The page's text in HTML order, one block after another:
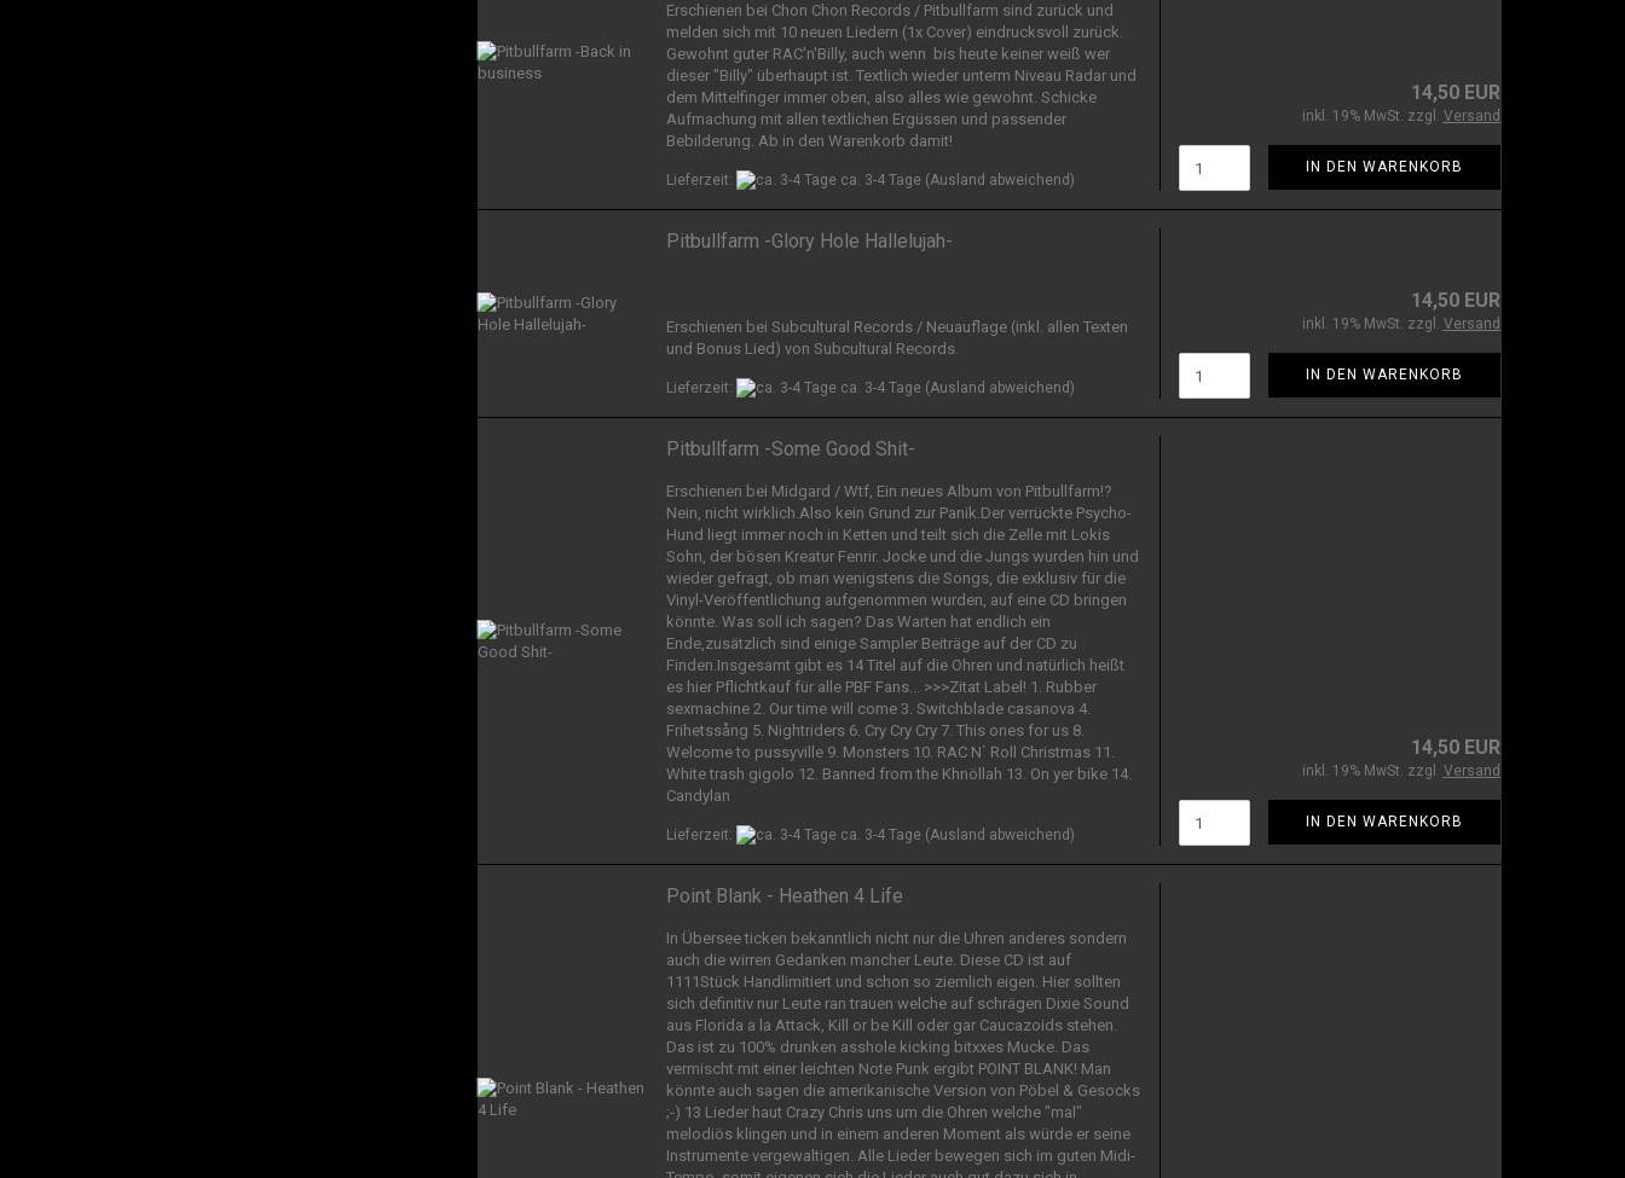
Erschienen bei Chon Chon Records / Pitbullfarm sind zurück und
melden sich mit 10 neuen Liedern (1x Cover) eindrucksvoll zurück.
Gewohnt guter RAC'n'Billy, auch wenn bis heute keiner weiß wer
dieser "Billy" überhaupt ist. Textlich wieder unterm Niveau Radar und
dem Mittelfinger immer oben, also alles wie gewohnt. Schicke
Aufmachung mit allen textlichen Ergüssen und passender
Bebilderung. Ab in den Warenkorb damit!
Lieferzeit: ca. 3-4 Tage (Ausland abweichend)
14,50 EUR
inkl. 19% MwSt. zzgl. Versand
IN DEN WARENKORB
Pitbullfarm -Glory Hole Hallelujah-
Erschienen bei Subcultural Records / Neuauflage (inkl. allen Texten
und Bonus Lied) von Subcultural Records.
Lieferzeit: ca. 3-4 Tage (Ausland abweichend)
14,50 EUR
inkl. 19% MwSt. zzgl. Versand
IN DEN WARENKORB
Pitbullfarm -Some Good Shit-
Erschienen bei Midgard / Wtf, Ein neues Album von Pitbullfarm!?
Nein, nicht wirklich.Also kein Grund zur Panik.Der verrückte Psycho-
Hund liegt immer noch in Ketten und teilt sich die Zelle mit Lokis
Sohn, der bösen Kreatur Fenrir. Jocke und die Jungs wurden hin und
wieder gefragt, ob man wenigstens die Songs, die exklusiv für die
Vinyl-Veröffentlichung aufgenommen wurden, auf eine CD bringen
könnte. Was soll ich sagen? Das Warten hat endlich ein
Ende,zusätzlich sind einige Sampler Beiträge auf der CD zu
Finden.Insgesamt gibt es 14 Titel auf die Ohren und natürlich heißt
es hier Pflichtkauf für alle PBF Fans... >>>Zitat Label! 1. Rubber
sexmachine 2. Our time will come 3. Switchblade casanova 4.
Frihetssång 5. Nightriders 6. Cry Cry Cry 7. This ones for us 8.
Welcome to pussyville 9. Monsters 10. RAC N` Roll Christmas 11.
White trash gigolo 12. Banned from the Khnöllah 13. On yer bike 14.
Candylan
Lieferzeit: ca. 3-4 Tage (Ausland abweichend)
14,50 EUR
inkl. 19% MwSt. zzgl. Versand
IN DEN WARENKORB
Point Blank - Heathen 4 Life
In Übersee ticken bekanntlich nicht nur die Uhren anderes sondern
auch die wirren Gedanken mancher Leute. Diese CD ist auf
1111Stück Handlimitiert und schon so ziemlich eigen. Hier sollten
sich definitiv nur Leute ran trauen welche auf schrägen Dixie Sound
aus Florida a la Attack, Kill or be Kill oder gar Caucazoids stehen.
Das ist zu 100% drunken asshole kicking bitxxes Mucke. Das
vermischt mit einer leichten Note Punk ergibt POINT BLANK! Man
könnte auch sagen die amerikanische Version von Pöbel & Gesocks
;-) 13 Lieder haut Crazy Chris uns um die Ohren welche "mal"
melodiös klingen und in einem anderen Moment als würde er seine
Instrumente vergewaltigen. Alle Lieder bewegen sich im guten Midi-